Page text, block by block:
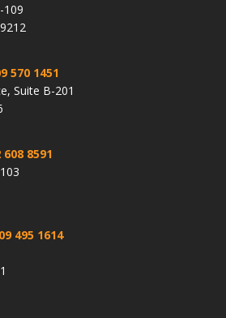
109
570 1451
Suite B-201
608 8591
495 1614